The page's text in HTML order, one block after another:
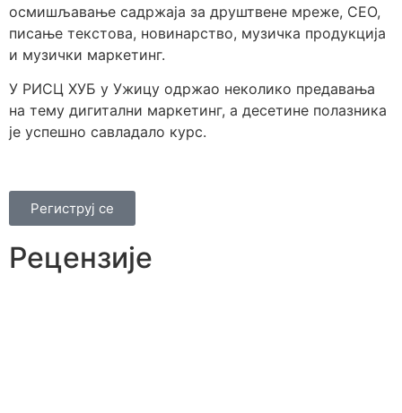
осмишљавање садржаја за друштвене мреже, СЕО,
писање текстова, новинарство, музичка продукција
и музички маркетинг.
У РИСЦ ХУБ у Ужицу одржао неколико предавања
на тему дигитални маркетинг, а десетине полазника
је успешно савладало курс.
Региструј се
Рецензије